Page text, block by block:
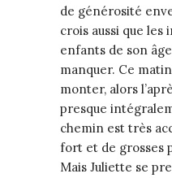
de générosité
crois aussi que les
enfants de son
manquer. Ce
monter, alors
presque
chemin est très
fort et de grosses
Mais Juliette se